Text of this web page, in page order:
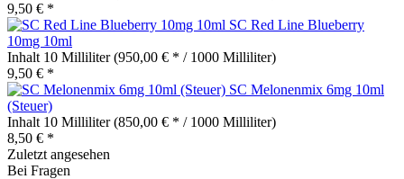
9,50 € *
SC Red Line Blueberry
10mg 10ml
Inhalt 10 Milliliter(950,00 € * / 1000 Milliliter)
9,50 € *
SC Melonenmix 6mg 10ml
(Steuer)
Inhalt 10 Milliliter(850,00 € * / 1000 Milliliter)
8,50 € *
Zuletzt angesehen
Bei Fragen